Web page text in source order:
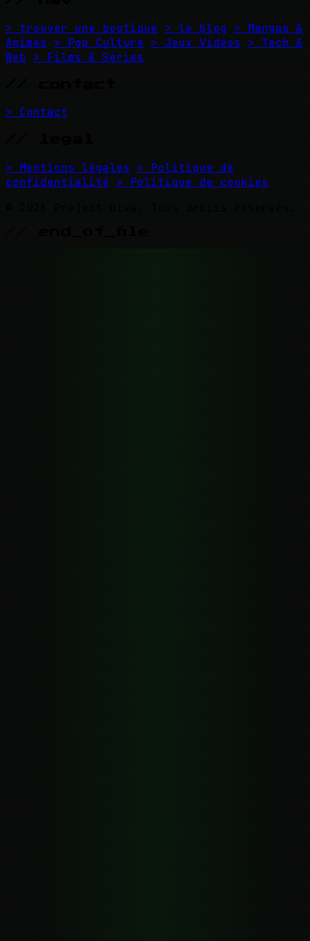
> trouver une boutique > le blog > Mangas &
Animés
> Pop Culture > Jeux Vidéos
> Tech &
Web > Films & Séries
> Contact
> Mentions légales
> Politique de
confidentialité > Politique de cookies